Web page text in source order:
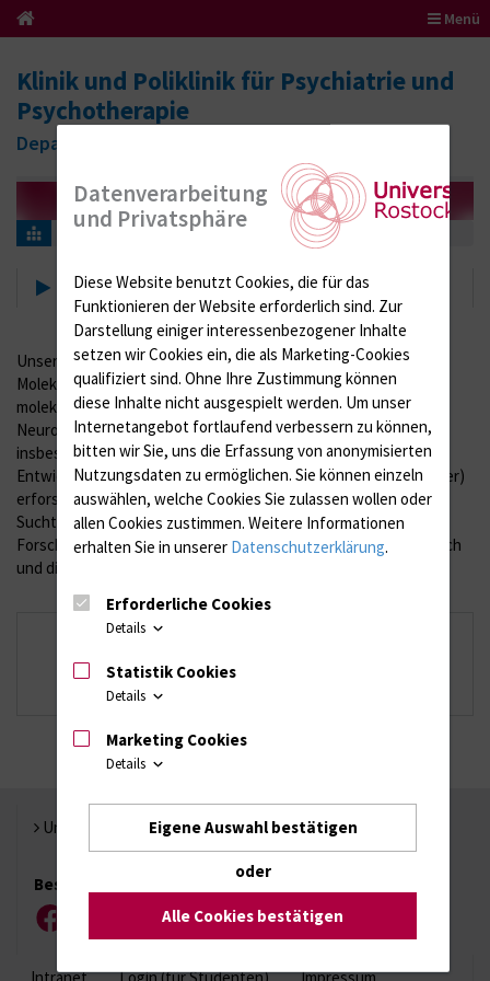
Menü
Klinik und Poliklinik für Psychiatrie und
Psychotherapie
Department für Psychosoziale Medizin
Forschung
Forschung
Unsere wissenschaftlichen Schwerpunkte umfassen u.a.
Molekulare Psychiatrie mit einem neu errichteten
molekularbiologischen Labor, Psychopharmakologie,
Neurophysiologie und klinische Neuropsychologie, wobei
insbesondere neurodegenerative Erkrankungen (Demenz) und
Entwicklungsstörungserkrankungen (ADHS im Erwachsenenalter)
erforscht werden, aber auch affektive Störungen,
Suchterkrankungen und Psychosen. Im Zentrum aller
Forschungsbemühungen steht stets der seelisch kranke Mensch
und die Suche nach Möglichkeiten, ihm noch besser zu helfen.
Arbeitsgruppen
Labor für Molekulare Psychiatrie
Hanse-Preis
Universität Rostock
Besuchen Sie uns
Facebook YouTubeLinkedIn
Xing
Datenverarbeitung
und Privatsphäre
Diese Website benutzt Cookies, die für das
Funktionieren der Website erforderlich sind. Zur
Darstellung einiger interessenbezogener Inhalte
setzen wir Cookies ein, die als Marketing-Cookies
qualifiziert sind. Ohne Ihre Zustimmung können
diese Inhalte nicht ausgespielt werden. Um unser
Internetangebot fortlaufend verbessern zu können,
bitten wir Sie, uns die Erfassung von anonymisierten
Nutzungsdaten zu ermöglichen. Sie können einzeln
auswählen, welche Cookies Sie zulassen wollen oder
allen Cookies zustimmen. Weitere Informationen
erhalten Sie in unserer Datenschutzerklärung.
Erforderliche Cookies
Details
Statistik Cookies
Details
Marketing Cookies
Details
Eigene Auswahl bestätigen
oder
Alle Cookies bestätigen